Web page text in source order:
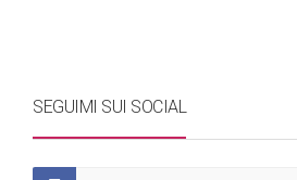
SEGUIMI SUI SOCIAL